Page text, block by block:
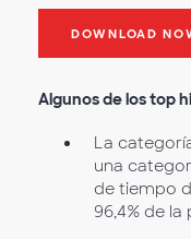
DOWNLOAD
Algunos de los top
La
una
de tiempo
96,4% de